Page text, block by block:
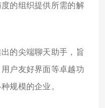
的组织提供所需的解
出的尖端聊天助手，旨
户友好界面等卓越功
规模的企业。